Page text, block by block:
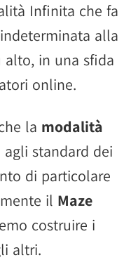
Infinita che fa
alla
alto, in una sfida
online.
la modalità
standard dei
di particolare
il Maze
costruire i
altri.